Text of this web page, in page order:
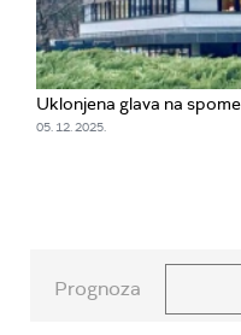
Uklonjena glava na
05. 12. 2025.
Prognoza